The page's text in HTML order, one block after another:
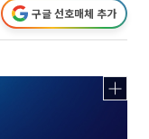
구글 선호매체 추가